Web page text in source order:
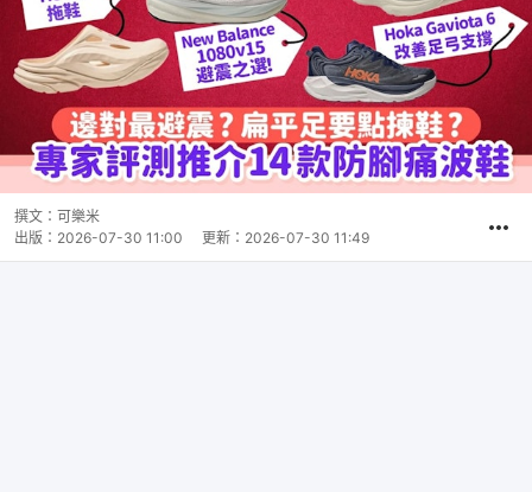
撰文： 可樂米
出版： 2026-07-30 11:00 更新： 2026-07-30 11:49